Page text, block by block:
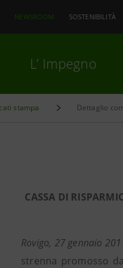
NEWSROOM SOSTENIBILITÀ
L’ Impegno
stampa Dettaglio
CASSA DI
Rovigo, 27 gennaio
strenna promosso